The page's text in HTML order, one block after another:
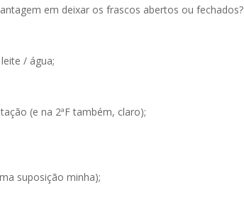
em deixar os frascos abertos ou fechados?
/ água;
(e na 2ªF também, claro);
suposição minha);